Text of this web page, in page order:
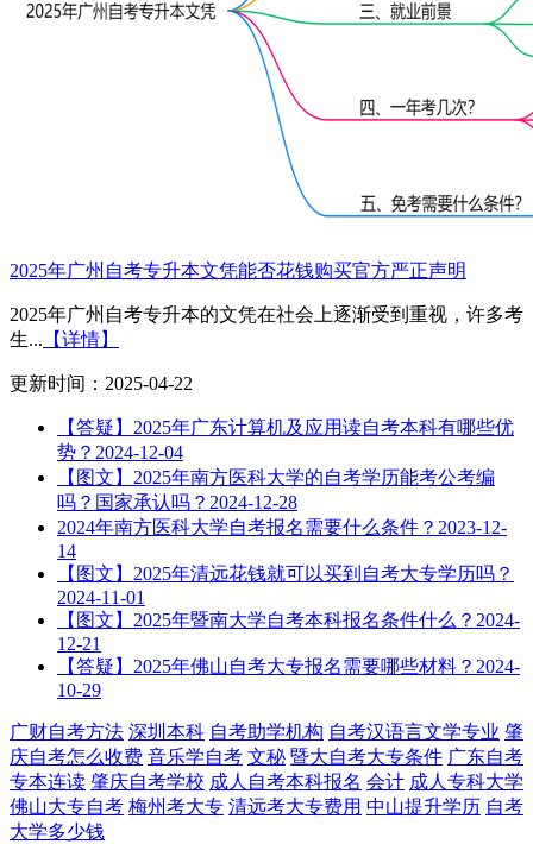
2025年广州自考专升本文凭能否花钱购买官方严正声明
2025年广州自考专升本的文凭在社会上逐渐受到重视，许多考
生... 【详情】
更新时间：2025-04-22
【答疑】2025年广东计算机及应用读自考本科有哪些优
势？ 2024-12-04
【图文】2025年南方医科大学的自考学历能考公考编
吗？国家承认吗？ 2024-12-28
2024年南方医科大学自考报名需要什么条件？ 2023-12-
14
【图文】2025年清远花钱就可以买到自考大专学历吗？
2024-11-01
【图文】2025年暨南大学自考本科报名条件什么？ 2024-
12-21
【答疑】2025年佛山自考大专报名需要哪些材料？ 2024-
10-29
广财自考方法 深圳本科 自考助学机构 自考汉语言文学专业 肇
庆自考怎么收费 音乐学自考 文秘 暨大自考大专条件 广东自考
专本连读 肇庆自考学校 成人自考本科报名 会计 成人专科大学
佛山大专自考 梅州考大专 清远考大专费用 中山提升学历 自考
大学多少钱